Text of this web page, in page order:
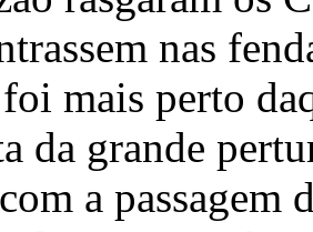
nas
mais perto
da grande
a passagem